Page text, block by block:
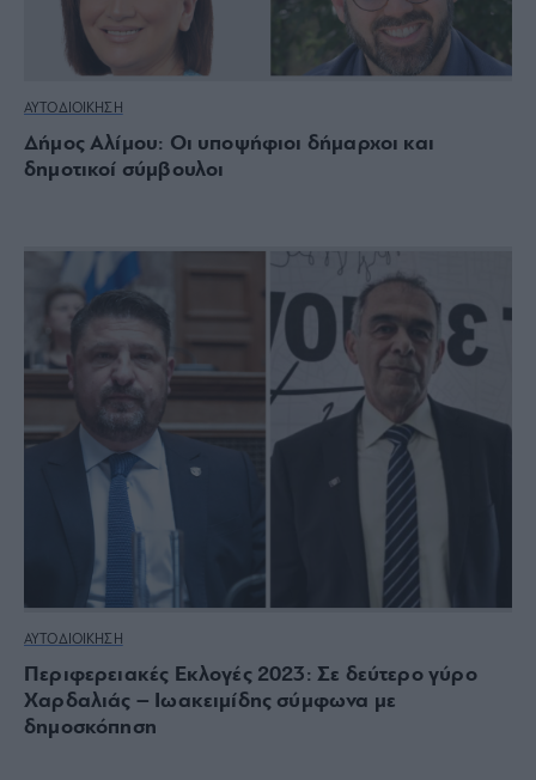
ΑΥΤΟΔΙΟΙΚΗΣΗ
Δήμος Αλίμου: Οι υποψήφιοι δήμαρχοι και
δημοτικοί σύμβουλοι
ΑΥΤΟΔΙΟΙΚΗΣΗ
Περιφερειακές Εκλογές 2023: Σε δεύτερο γύρο
Χαρδαλιάς – Ιωακειμίδης σύμφωνα με
δημοσκόπηση